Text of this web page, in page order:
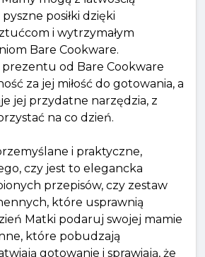
posiłki dzięki
i wytrzymałym
Bare Cookware.
od Bare Cookware
za jej miłość do gotowania, a
jej przydatne narzędzia, z
na co dzień.
i praktyczne,
czy jest to elegancka
przepisów, czy zestaw
które usprawnią
Matki podaruj swojej mamie
które pobudzają
gotowanie i sprawiają, że